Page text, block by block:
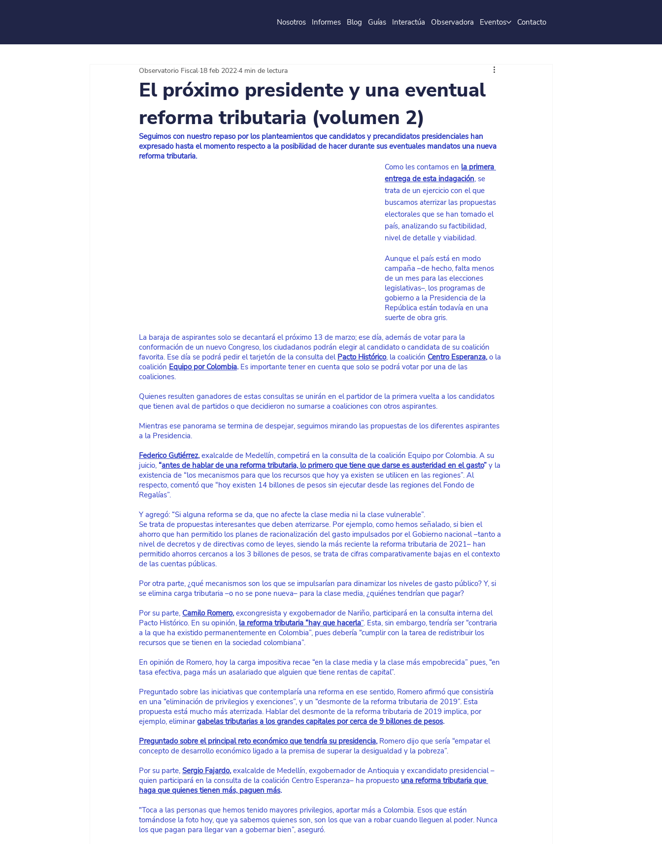
Nosotros Informes Blog Guías Interactúa Observadora Eventos Contacto
El próximo presidente y una eventual
reforma tributaria (volumen 2)
Observatorio Fiscal 18 feb 20224 min de lectura
Seguimos con nuestro repaso por los planteamientos que candidatos y precandidatos presidenciales han
expresado hasta el momento respecto a la posibilidad de hacer durante sus eventuales mandatos una nueva
reforma tributaria.
Como les contamos en la primera
entrega de esta indagación, se
trata de un ejercicio con el que
buscamos aterrizar las propuestas
electorales que se han tomado el
país, analizando su factibilidad,
nivel de detalle y viabilidad.
Aunque el país está en modo
campaña –de hecho, falta menos
de un mes para las elecciones
legislativas–, los programas de
gobierno a la Presidencia de la
República están todavía en una
suerte de obra gris.
La baraja de aspirantes solo se decantará el próximo 13 de marzo; ese día, además de votar para la
conformación de un nuevo Congreso, los ciudadanos podrán elegir al candidato o candidata de su coalición
favorita. Ese día se podrá pedir el tarjetón de la consulta del Pacto Histórico, la coalición Centro Esperanza, o la
coalición Equipo por Colombia. Es importante tener en cuenta que solo se podrá votar por una de las
coaliciones.
Quienes resulten ganadores de estas consultas se unirán en el partidor de la primera vuelta a los candidatos
que tienen aval de partidos o que decidieron no sumarse a coaliciones con otros aspirantes.
Mientras ese panorama se termina de despejar, seguimos mirando las propuestas de los diferentes aspirantes
a la Presidencia.
Federico Gutiérrez, exalcalde de Medellín, competirá en la consulta de la coalición Equipo por Colombia. A su
juicio, “antes de hablar de una reforma tributaria, lo primero que tiene que darse es austeridad en el gasto” y la
existencia de “los mecanismos para que los recursos que hoy ya existen se utilicen en las regiones”. Al
respecto, comentó que “hoy existen 14 billones de pesos sin ejecutar desde las regiones del Fondo de
Regalías”.
Y agregó: “Si alguna reforma se da, que no afecte la clase media ni la clase vulnerable”.
Se trata de propuestas interesantes que deben aterrizarse. Por ejemplo, como hemos señalado, si bien el
ahorro que han permitido los planes de racionalización del gasto impulsados por el Gobierno nacional –tanto a
nivel de decretos y de directivas como de leyes, siendo la más reciente la reforma tributaria de 2021– han
permitido ahorros cercanos a los 3 billones de pesos, se trata de cifras comparativamente bajas en el contexto
de las cuentas públicas.
Por otra parte, ¿qué mecanismos son los que se impulsarían para dinamizar los niveles de gasto público? Y, si
se elimina carga tributaria –o no se pone nueva– para la clase media, ¿quiénes tendrían que pagar?
Por su parte, Camilo Romero, excongresista y exgobernador de Nariño, participará en la consulta interna del
Pacto Histórico. En su opinión, la reforma tributaria “hay que hacerla”. Esta, sin embargo, tendría ser “contraria
a la que ha existido permanentemente en Colombia”, pues debería “cumplir con la tarea de redistribuir los
recursos que se tienen en la sociedad colombiana”.
En opinión de Romero, hoy la carga impositiva recae “en la clase media y la clase más empobrecida” pues, “en
tasa efectiva, paga más un asalariado que alguien que tiene rentas de capital”.
Preguntado sobre las iniciativas que contemplaría una reforma en ese sentido, Romero afirmó que consistiría
en una “eliminación de privilegios y exenciones”, y un “desmonte de la reforma tributaria de 2019”. Esta
propuesta está mucho más aterrizada. Hablar del desmonte de la reforma tributaria de 2019 implica, por
ejemplo, eliminar gabelas tributarias a los grandes capitales por cerca de 9 billones de pesos.
Preguntado sobre el principal reto económico que tendría su presidencia, Romero dijo que sería “empatar el
concepto de desarrollo económico ligado a la premisa de superar la desigualdad y la pobreza”.
Por su parte, Sergio Fajardo, exalcalde de Medellín, exgobernador de Antioquia y excandidato presidencial –
quien participará en la consulta de la coalición Centro Esperanza– ha propuesto una reforma tributaria que
haga que quienes tienen más, paguen más.
"Toca a las personas que hemos tenido mayores privilegios, aportar más a Colombia. Esos que están
tomándose la foto hoy, que ya sabemos quienes son, son los que van a robar cuando lleguen al poder. Nunca
los que pagan para llegar van a gobernar bien”, aseguró.